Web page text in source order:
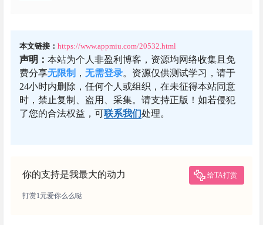
本文链接： https://www.appmiu.com/20532.html
声明： 本站为个人非盈利博客，资源均网络收集且免
费分享无限制 ， 无需登录。资源仅供测试学习，请于
24小时内删除，任何个人或组织，在未征得本站同意
时，禁止复制、盗用、采集。请支持正版！如若侵犯
了您的合法权益，可联系我们处理。
你的支持是我最大的动力 给TA打赏
打赏1元爱你么么哒